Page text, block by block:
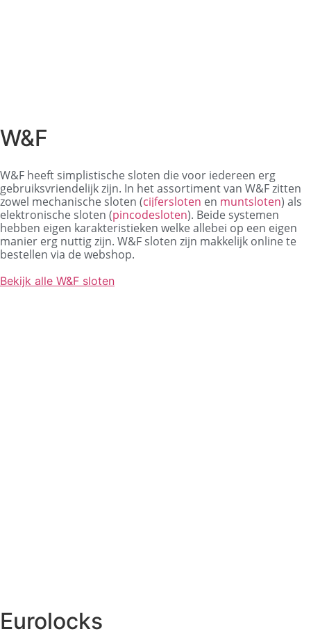
W&F
W&F heeft simplistische sloten die voor iedereen erg
gebruiksvriendelijk zijn. In het assortiment van W&F zitten
zowel mechanische sloten (cijfersloten en muntsloten) als
elektronische sloten (pincodesloten). Beide systemen
hebben eigen karakteristieken welke allebei op een eigen
manier erg nuttig zijn. W&F sloten zijn makkelijk online te
bestellen via de webshop.
Bekijk alle W&F sloten
Eurolocks